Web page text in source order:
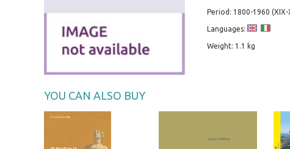
Period: 1800-1960
Languages:
Weight: 1.1 kg
YOU CAN ALSO BUY